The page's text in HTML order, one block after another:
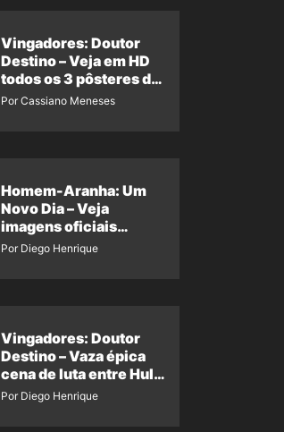
Vingadores: Doutor
Destino – Veja em HD
todos os 3 pôsteres de
‘Doomsday’ + 1 imagem
Por Cassiano Meneses
Homem-Aranha: Um
Novo Dia – Veja
imagens oficiais
descartadas do Hulk
Por Diego Henrique
Vingadores: Doutor
Destino – Vaza épica
cena de luta entre Hulk
e o Coisa
Por Diego Henrique